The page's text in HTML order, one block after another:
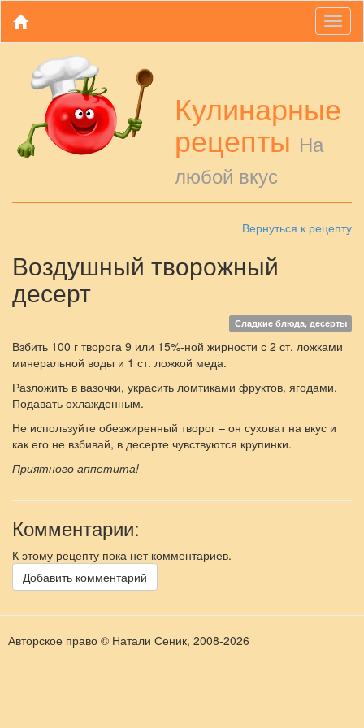
Кулинарные
рецепты На
любой вкус
Вернуться к рецепту
Воздушный творожный
десерт
Сладкие блюда, десерты
Взбить 100 г творога 9 или 15%-ной жирности с 2 ст. ложками
минеральной воды и 1 ст. ложкой меда.
Разложить в вазочки, украсить ломтиками фруктов, ягодами.
Подавать охлажденным.
Не используйте обезжиренный творог – он суховат на вкус и
как его не взбивай, в десерте чувствуются крупинки.
Приятного аппетита!
Комментарии:
К этому рецепту пока нет комментариев.
Добавить комментарий
Авторское право © Натали Сеник, 2008-2026